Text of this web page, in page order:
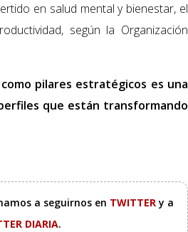
en salud mental y bienestar, el
según la Organización
pilares estratégicos es una
que están transformando
a seguirnos en TWITTERy a
DIARIA.